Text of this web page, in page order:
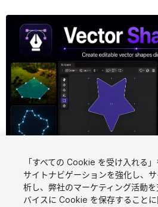
現在のスライド：1 / 13
1/ 13
「すべての Cookie を受け入れる」
サイトナビゲーションを強化し、
析し、弊社のマーケティング活動
バイスに Cookie を保存すること